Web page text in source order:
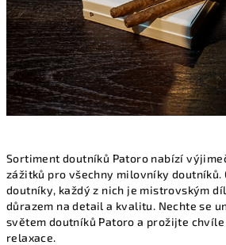
Sortiment doutníků Patoro nabízí
zážitků pro všechny milovníky doutníků.
doutníky, každý z nich je mistrovským
důrazem na detail a kvalitu. Nechte se
světem doutníků Patoro a prožijte
relaxace.